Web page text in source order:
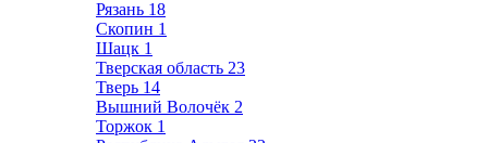
Рязань 18
Скопин 1
Шацк 1
Тверская область 23
Тверь 14
Вышний Волочёк 2
Торжок 1